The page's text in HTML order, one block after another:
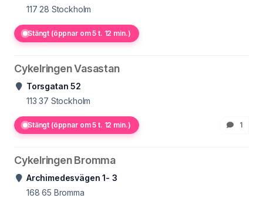
117 28 Stockholm
Stängt (öppnar om 5 t. 12 min.)
Cykelringen Vasastan
Torsgatan 52
113 37 Stockholm
Stängt (öppnar om 5 t. 12 min.) 1
Cykelringen Bromma
Archimedesvägen 1- 3
168 65 Bromma